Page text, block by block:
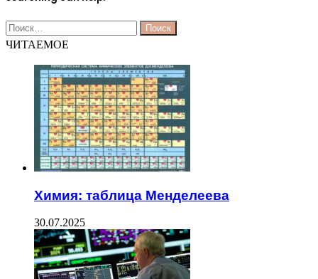
Найти:
ЧИТАЕМОЕ
Химия: таблица Менделеева
30.07.2025